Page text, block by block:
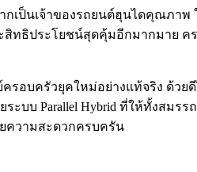
ากเป็นเจ้าของรถยนต์ฮุนไดคุณภา
ะสิทธิประโยชน์สุดคุ้มอีกมากมาย
รอบครัวยุคใหม่อย่างแท้จริง ด้วย
บบ Parallel Hybrid ที่ให้ทั้งสมร
ยความสะดวกครบครัน